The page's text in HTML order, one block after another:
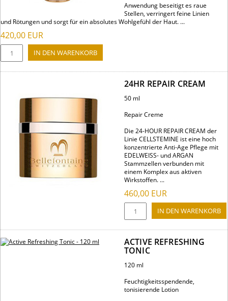
Anwendung beseitigt es raue
Stellen, verringert feine Linien
und Rötungen und sorgt für ein absolutes Wohlgefühl der Haut. ...
420,00 EUR
24HR REPAIR CREAM
50 ml
Repair Creme
Die 24-HOUR REPAIR CREAM der
Linie CELLSTEMINE ist eine hoch
konzentrierte Anti-Age Pflege mit
EDELWEISS- und ARGAN
Stammzellen verbunden mit
einem Komplex aus aktiven
Wirkstoffen. ...
460,00 EUR
ACTIVE REFRESHING
TONIC
120 ml
Feuchtigkeitsspendende,
tonisierende Lotion